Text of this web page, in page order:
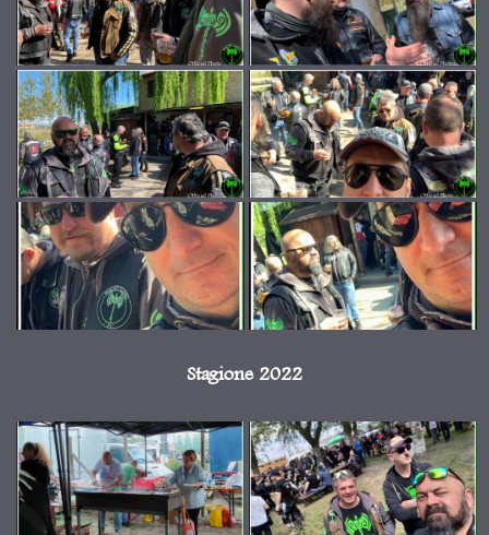
Stagione 2022